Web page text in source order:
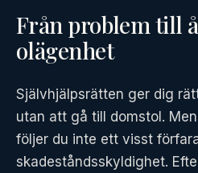
Från problem till
olägenhet
Självhjälpsrätten ger dig
utan att gå till domstol.
följer du inte ett visst
skadeståndsskyldighet.